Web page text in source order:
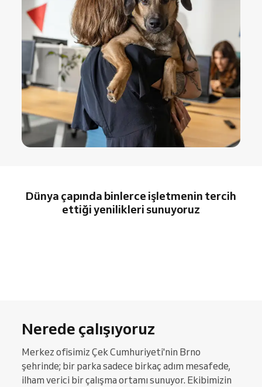
Dünya çapında binlerce işletmenin tercih
ettiği yenilikleri sunuyoruz
Nerede çalışıyoruz
Merkez ofisimiz Çek Cumhuriyeti'nin Brno
şehrinde; bir parka sadece birkaç adım mesafede,
ilham verici bir çalışma ortamı sunuyor. Ekibimizin